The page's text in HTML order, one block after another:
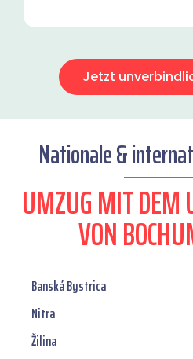
Jetzt
Nationale &
UMZUG MIT DEM
VON
Banská Bystrica
Nitra
Žilina